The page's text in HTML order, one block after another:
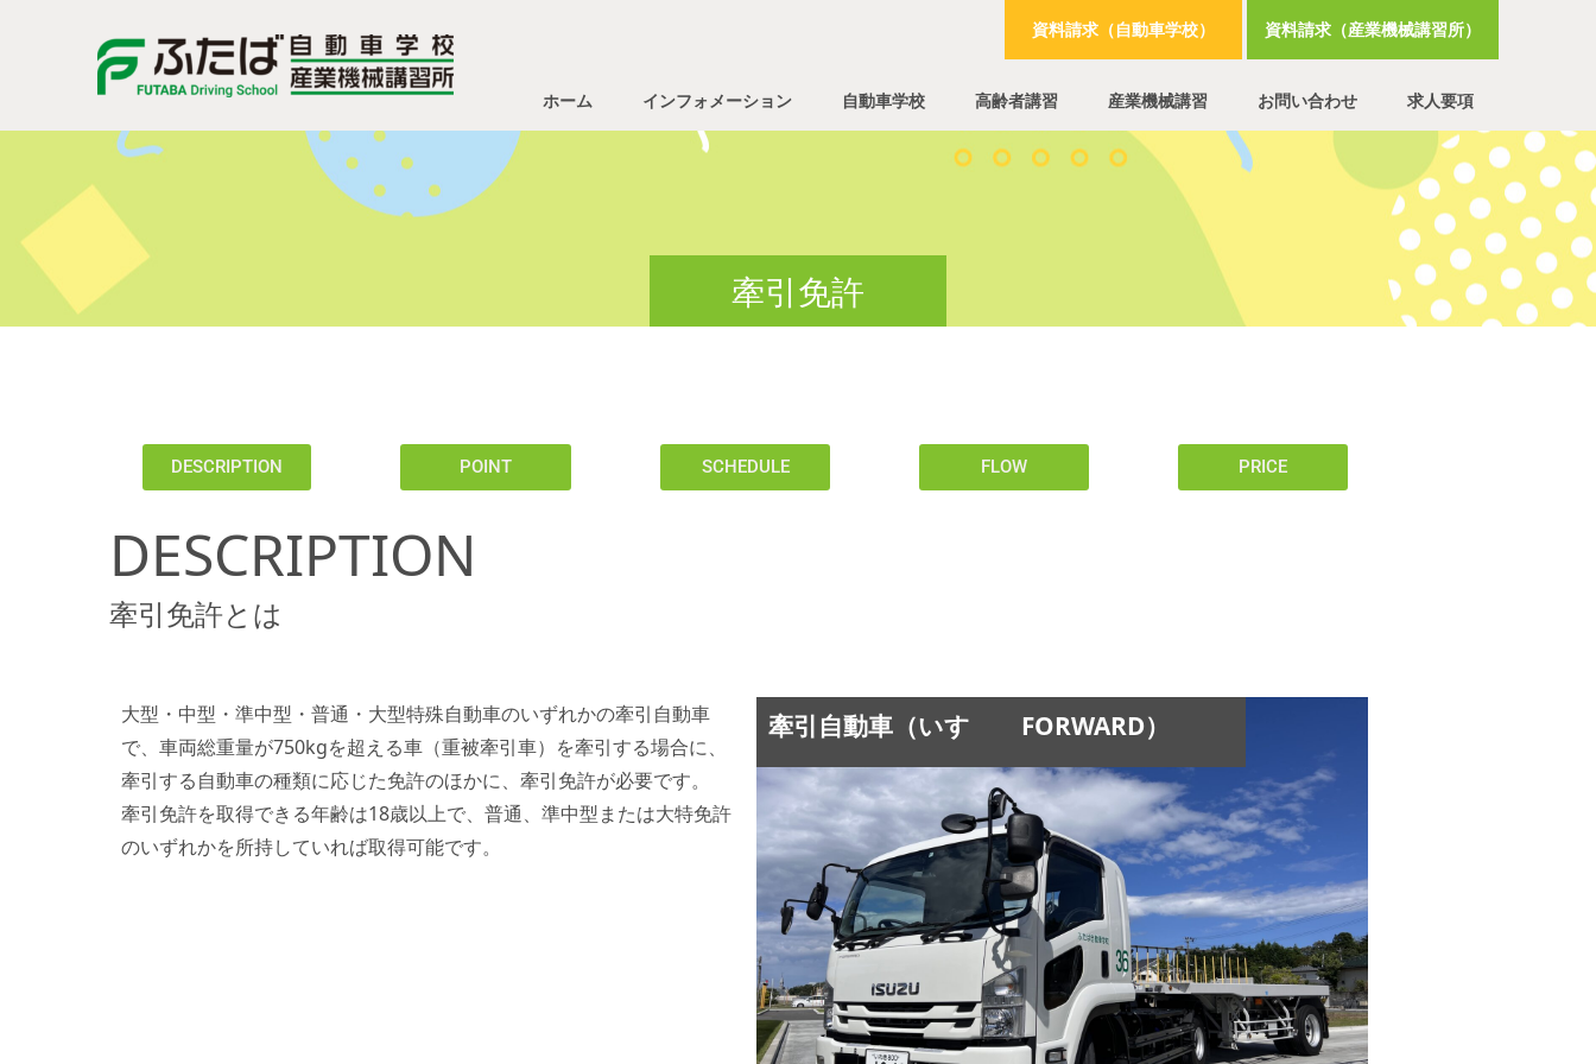
資料請求（自動車学校） 資料請求（産業機械講習所）
ホーム インフォメーション 自動車学校 高齢者講習 産業機械講習 お問い合わせ 求人要項
牽引免許
DESCRIPTION POINT SCHEDULE FLOW PRICE
DESCRIPTION
牽引免許とは
大型・中型・準中型・普通・大型特殊自動車のいずれかの牽引自動車
で、車両総重量が750kgを超える車（重被牽引車）を牽引する場合に、
牽引する自動車の種類に応じた免許のほかに、牽引免許が必要です。
牽引免許を取得できる年齢は18歳以上で、普通、準中型または大特免許
のいずれかを所持していれば取得可能です。
牽引自動車（いすゞ FORWARD）